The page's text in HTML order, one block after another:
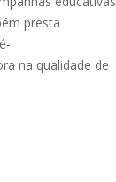
presta
na qualidade de